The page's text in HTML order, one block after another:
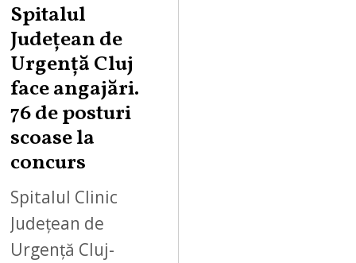
Spitalul
Județean de
Urgență Cluj
face angajări.
76 de posturi
scoase la
concurs
Spitalul Clinic
Județean de
Urgență Cluj-